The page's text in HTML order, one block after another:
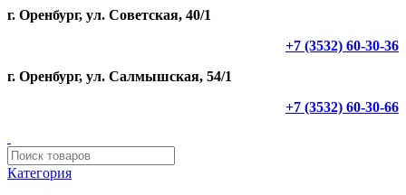
г. Оренбург, ул. Советская, 40/1
+7 (3532) 60-30-36
г. Оренбург, ул. Салмышская, 54/1
+7 (3532) 60-30-66
Категория